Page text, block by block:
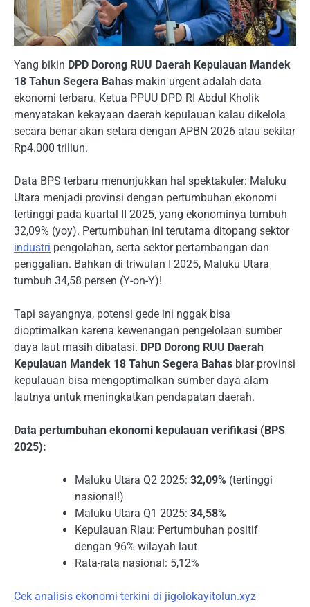
Yang bikin DPD Dorong RUU Daerah Kepulauan Mandek
18 Tahun Segera Bahas makin urgent adalah data
ekonomi terbaru. Ketua PPUU DPD RI Abdul Kholik
menyatakan kekayaan daerah kepulauan kalau dikelola
secara benar akan setara dengan APBN 2026 atau sekitar
Rp4.000 triliun.
Data BPS terbaru menunjukkan hal spektakuler: Maluku
Utara menjadi provinsi dengan pertumbuhan ekonomi
tertinggi pada kuartal II 2025, yang ekonominya tumbuh
32,09% (yoy). Pertumbuhan ini terutama ditopang sektor
industri pengolahan, serta sektor pertambangan dan
penggalian. Bahkan di triwulan I 2025, Maluku Utara
tumbuh 34,58 persen (Y-on-Y)!
Tapi sayangnya, potensi gede ini nggak bisa
dioptimalkan karena kewenangan pengelolaan sumber
daya laut masih dibatasi. DPD Dorong RUU Daerah
Kepulauan Mandek 18 Tahun Segera Bahas biar provinsi
kepulauan bisa mengoptimalkan sumber daya alam
lautnya untuk meningkatkan pendapatan daerah.
Data pertumbuhan ekonomi kepulauan verifikasi (BPS
2025):
Maluku Utara Q2 2025: 32,09% (tertinggi
nasional!)
Maluku Utara Q1 2025: 34,58%
Kepulauan Riau: Pertumbuhan positif
dengan 96% wilayah laut
Rata-rata nasional: 5,12%
Cek analisis ekonomi terkini di jigolokayitolun.xyz